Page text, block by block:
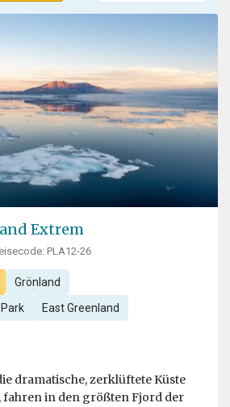
Extrem
PLA12-26
Grönland
East Greenland
dramatische, zerklüftete Küste
in den größten Fjord der